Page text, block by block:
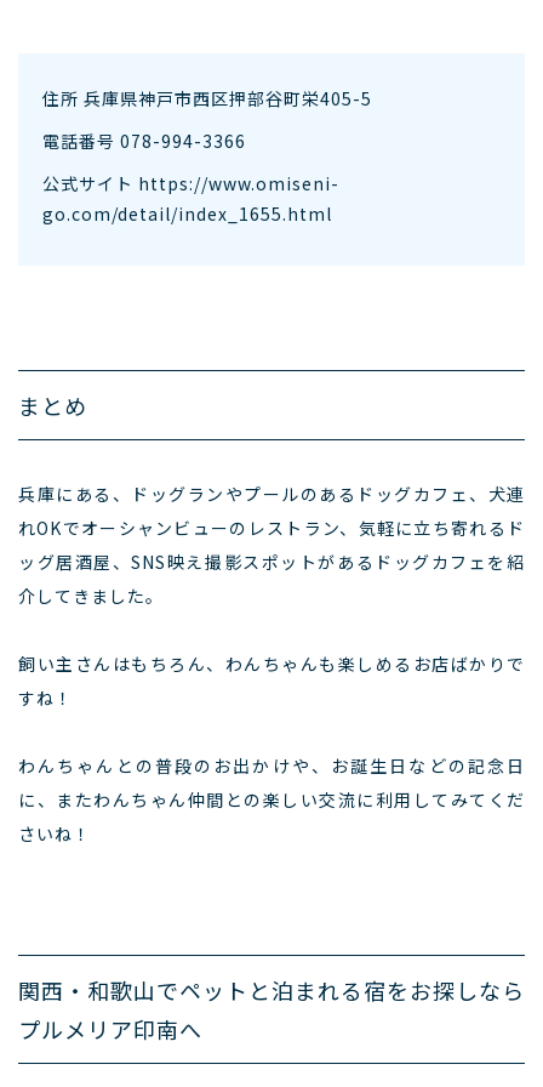
住所 兵庫県神戸市西区押部谷町栄405-5
電話番号 078-994-3366
公式サイト https://www.omiseni-
go.com/detail/index_1655.html
まとめ
兵庫にある、ドッグランやプールのあるドッグカフェ、犬連
れOKでオーシャンビューのレストラン、気軽に立ち寄れるド
ッグ居酒屋、SNS映え撮影スポットがあるドッグカフェを紹
介してきました。
飼い主さんはもちろん、わんちゃんも楽しめるお店ばかりで
すね！
わんちゃんとの普段のお出かけや、お誕生日などの記念日
に、またわんちゃん仲間との楽しい交流に利用してみてくだ
さいね！
関西・和歌山でペットと泊まれる宿をお探しなら
プルメリア印南へ